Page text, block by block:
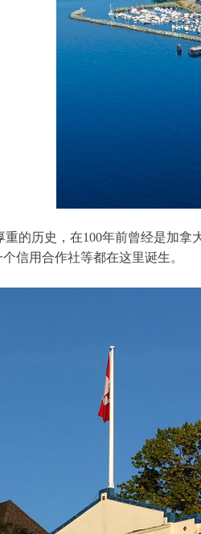
重的历史，在100年前曾经是加
信用合作社等都在这里诞生。